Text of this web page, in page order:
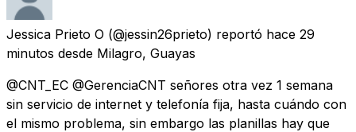
Jessica Prieto O (@jessin26prieto) reportó hace 29
minutos desde Milagro, Guayas
@CNT_EC @GerenciaCNT señores otra vez 1 semana
sin servicio de internet y telefonía fija, hasta cuándo con
el mismo problema, sin embargo las planillas hay que